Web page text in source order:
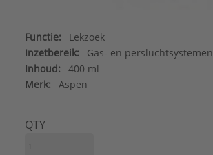
Functie:
Lekzoek
Inzetbereik:
Gas- en persluchtsystemen
Inhoud:
400 ml
Merk:
Aspen
QTY